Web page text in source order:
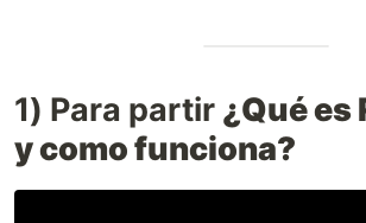
1) Para partir ¿Qué es
y como funciona?